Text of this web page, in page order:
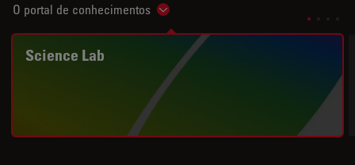
O portal de conhecimentos Show subnavigation
Science Lab